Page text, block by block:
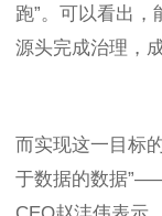
跑”。可以看出
源头完成治理，
而实现这一目标
于数据的数据